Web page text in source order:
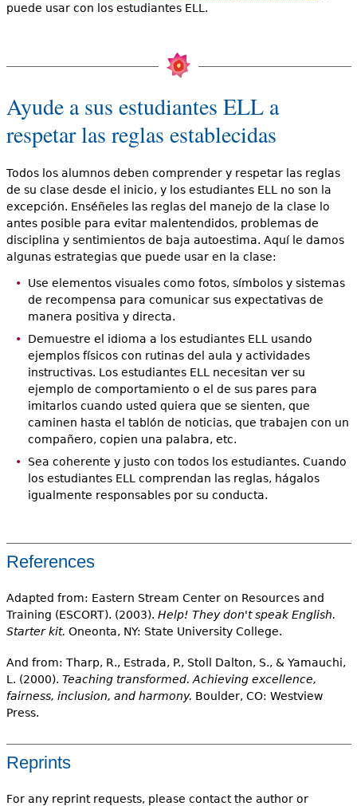
puede usar con los estudiantes ELL.
Ayude a sus estudiantes ELL a
respetar las reglas establecidas
Todos los alumnos deben comprender y respetar las reglas
de su clase desde el inicio, y los estudiantes ELL no son la
excepción. Enséñeles las reglas del manejo de la clase lo
antes posible para evitar malentendidos, problemas de
disciplina y sentimientos de baja autoestima. Aquí le damos
algunas estrategias que puede usar en la clase:
Use elementos visuales como fotos, símbolos y sistemas
de recompensa para comunicar sus expectativas de
manera positiva y directa.
Demuestre el idioma a los estudiantes ELL usando
ejemplos físicos con rutinas del aula y actividades
instructivas. Los estudiantes ELL necesitan ver su
ejemplo de comportamiento o el de sus pares para
imitarlos cuando usted quiera que se sienten, que
caminen hasta el tablón de noticias, que trabajen con un
compañero, copien una palabra, etc.
Sea coherente y justo con todos los estudiantes. Cuando
los estudiantes ELL comprendan las reglas, hágalos
igualmente responsables por su conducta.
References
Adapted from: Eastern Stream Center on Resources and
Training (ESCORT). (2003). Help! They don't speak English.
Starter kit. Oneonta, NY: State University College.
And from: Tharp, R., Estrada, P., Stoll Dalton, S., & Yamauchi,
L. (2000). Teaching transformed. Achieving excellence,
fairness, inclusion, and harmony. Boulder, CO: Westview
Press.
Reprints
For any reprint requests, please contact the author or